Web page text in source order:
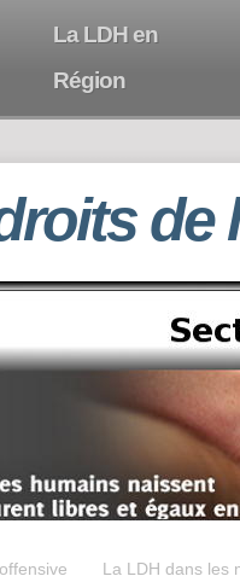
La LDH en
Région
de
La LDH dans les